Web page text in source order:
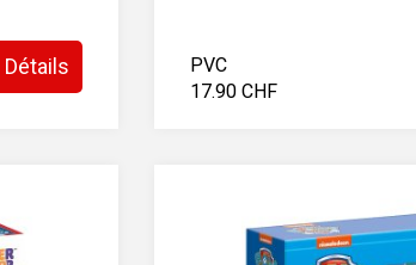
Détails
PVC
17.90 CHF